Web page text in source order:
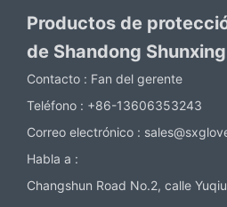
Productos de
de Shandong Shunxing
Contacto : Fan del gerente
Teléfono : +86-13606353243
Correo electrónico :
Habla a :
Changshun Road No.2, calle